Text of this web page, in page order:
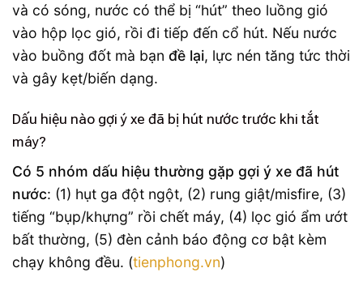
và có sóng, nước có thể bị “hút” theo luồng gió
vào hộp lọc gió, rồi đi tiếp đến cổ hút. Nếu nước
vào buồng đốt mà bạn đề lại, lực nén tăng tức thời
và gây kẹt/biến dạng.
Dấu hiệu nào gợi ý xe đã bị hút nước trước khi tắt
máy?
Có 5 nhóm dấu hiệu thường gặp gợi ý xe đã hút
nước: (1) hụt ga đột ngột, (2) rung giật/misfire, (3)
tiếng “bụp/khựng” rồi chết máy, (4) lọc gió ẩm ướt
bất thường, (5) đèn cảnh báo động cơ bật kèm
chạy không đều. (tienphong.vn)